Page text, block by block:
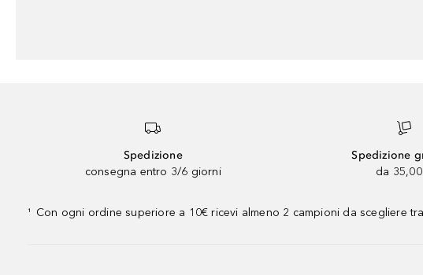
Spedizione
consegna entro 3/6 giorni
Spedizione
da
¹ Con ogni ordine superiore a 10€ ricevi almeno 2 campioni da scegliere